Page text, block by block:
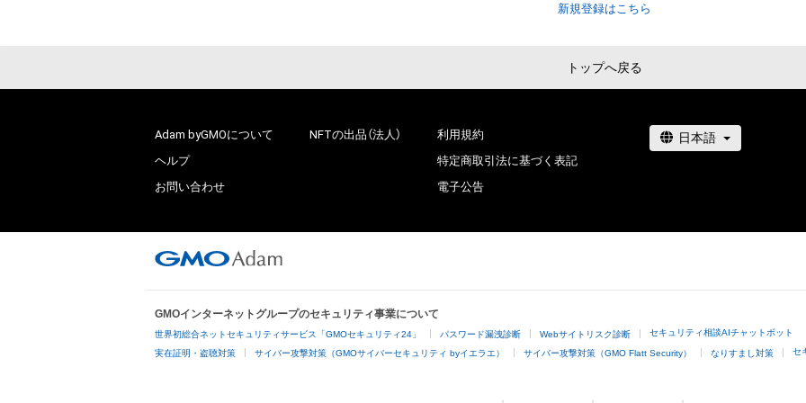
新規登録はこちら
トップへ戻る
Adam byGMOについて
ヘルプ
お問い合わせ
NFTの出品（法人）
利用規約
特定商取引法に基づく表記
電子公告
GMOインターネットグループのセキュリティ事業について
世界初総合ネットセキュリティサービス「GMOセキュリティ24」 パスワード漏洩診断 Webサイトリスク診断 セキュリティ相談AIチャットボット
実在証明・盗聴対策 サイバー攻撃対策（GMOサイバーセキュリティ byイエラエ） サイバー攻撃対策（GMO Flatt Security） なりすまし対策 セ